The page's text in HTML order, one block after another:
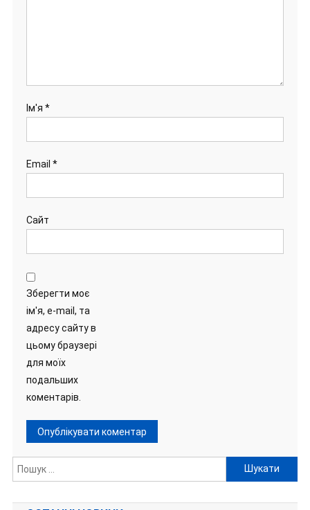
Ім'я *
Email *
Сайт
Зберегти моє
ім'я, e-mail, та
адресу сайту в
цьому браузері
для моїх
подальших
коментарів.
Пошук: